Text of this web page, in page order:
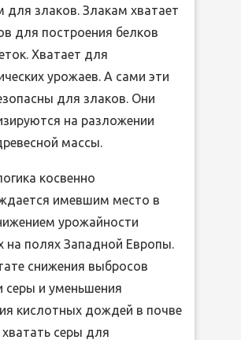
для злаков. Злакам хватает
для построения белков
Хватает для
урожаев. А сами эти
для злаков. Они
на разложении
массы.
косвенно
имевшим место в
урожайности
на полях Западной Европы.
снижения выбросов
серы и уменьшения
кислотных дождей в почве
серы для